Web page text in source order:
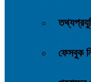
ফেসবুক